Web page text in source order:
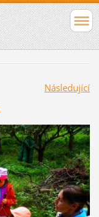
Následující